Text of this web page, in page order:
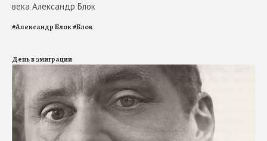
века Александр Блок
#Александр Блок#Блок
День в эмиграции